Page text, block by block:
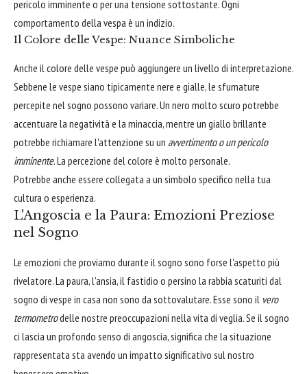
pericolo imminente o per una tensione sottostante. Ogni
comportamento della vespa è un indizio.
Il Colore delle Vespe: Nuance Simboliche
Anche il colore delle vespe può aggiungere un livello di interpretazione.
Sebbene le vespe siano tipicamente nere e gialle, le sfumature
percepite nel sogno possono variare. Un nero molto scuro potrebbe
accentuare la negatività e la minaccia, mentre un giallo brillante
potrebbe richiamare l'attenzione su un avvertimento o un pericolo
imminente. La percezione del colore è molto personale.
Potrebbe anche essere collegata a un simbolo specifico nella tua
cultura o esperienza.
L'Angoscia e la Paura: Emozioni Preziose
nel Sogno
Le emozioni che proviamo durante il sogno sono forse l'aspetto più
rivelatore. La paura, l'ansia, il fastidio o persino la rabbia scaturiti dal
sogno di vespe in casa non sono da sottovalutare. Esse sono il vero
termometrodelle nostre preoccupazioni nella vita di veglia. Se il sogno
ci lascia un profondo senso di angoscia, significa che la situazione
rappresentata sta avendo un impatto significativo sul nostro